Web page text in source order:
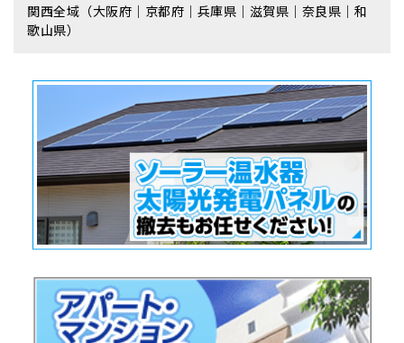
関西全域（大阪府｜京都府｜兵庫県｜滋賀県｜奈良県｜和
歌山県）